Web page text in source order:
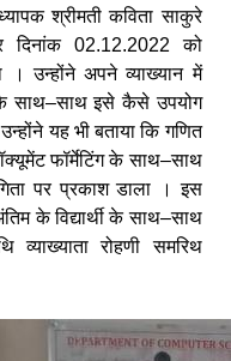
श्रीमती कविता साकुरे
दिनांक 02.12.2022 को
। उन्होंने अपने व्याख्यान में
साथ–साथ इसे कैसे उपयोग
उन्होंने यह भी बताया कि गणित
फॉर्मेटिंग के साथ–साथ
पर प्रकाश डाला । इस
के विद्यार्थी के साथ–साथ
व्याख्याता रोहणी समरिथ